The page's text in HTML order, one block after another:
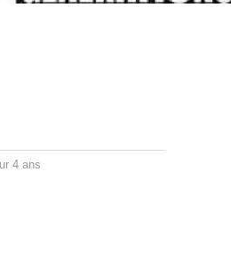
4 ans